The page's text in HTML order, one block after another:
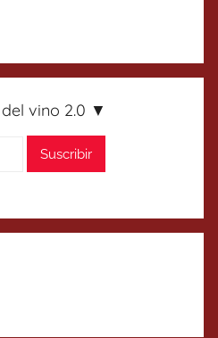
vino 2.0 ▼